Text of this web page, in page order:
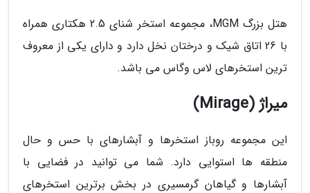
هتل بزرگ MGM، مجموعه استخر شنای 2.5 هکتاری همراه
با 26 اتاق شیک و درختان نخل دارد و دارای یکی از معروف
ترین استخرهای لاس وگاس می باشد.
میراژ (Mirage)
این مجموعه روباز استخرها و آبشارهای با حس و حال
منطقه ها استوایی دارد. شما می توانید در فضایی با
آبشارها و گیاهان گرمسیری در بخش برترین استخرهای